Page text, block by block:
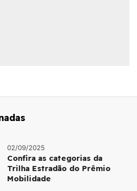
02/09/2025
Confira as categorias da
Trilha Estradão do Prêmio
Mobilidade